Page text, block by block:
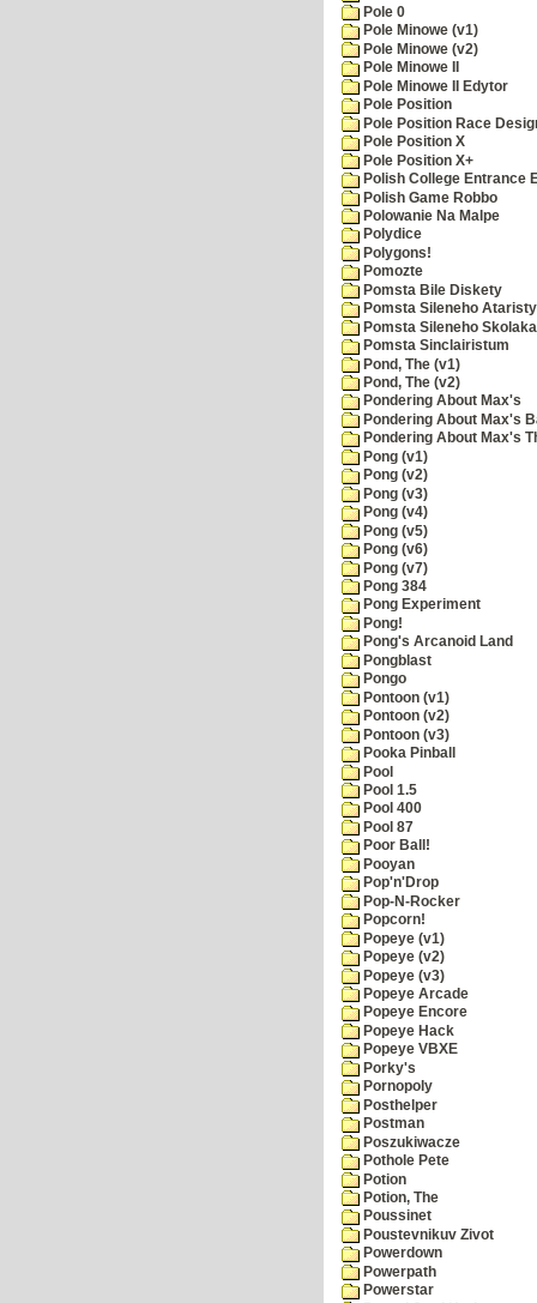
Pole 0
Pole Minowe (v1)
Pole Minowe (v2)
Pole Minowe II
Pole Minowe II Edytor
Pole Position
Pole Position Race
Pole Position X
Pole Position X+
Polish College Entrance
Polish Game Robbo
Polowanie Na Malpe
Polydice
Polygons!
Pomozte
Pomsta Bile Diskety
Pomsta Sileneho Ataristy
Pomsta Sileneho Skolaka
Pomsta Sinclairistum
Pond, The (v1)
Pond, The (v2)
Pondering About Max's
Pondering About Max's
Pondering About Max's
Pong (v1)
Pong (v2)
Pong (v3)
Pong (v4)
Pong (v5)
Pong (v6)
Pong (v7)
Pong 384
Pong Experiment
Pong!
Pong's Arcanoid Land
Pongblast
Pongo
Pontoon (v1)
Pontoon (v2)
Pontoon (v3)
Pooka Pinball
Pool
Pool 1.5
Pool 400
Pool 87
Poor Ball!
Pooyan
Pop'n'Drop
Pop-N-Rocker
Popcorn!
Popeye (v1)
Popeye (v2)
Popeye (v3)
Popeye Arcade
Popeye Encore
Popeye Hack
Popeye VBXE
Porky's
Pornopoly
Posthelper
Postman
Poszukiwacze
Pothole Pete
Potion
Potion, The
Poussinet
Poustevnikuv Zivot
Powerdown
Powerpath
Powerstar